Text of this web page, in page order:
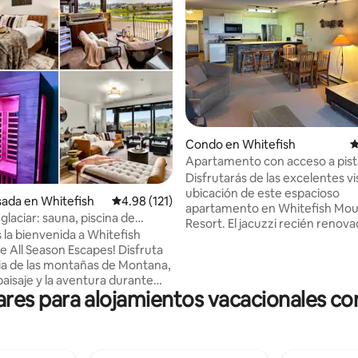
de 5, 100 reseñas
en Whitefish Calificación promedio: 4.98 de 5, 121 reseñas
4.98 (121)
sauna, piscina de
capacidad para 10
la bienvenida a Whitefish
Season Escapes! Disfruta
de las montañas de Montana,
y la aventura durante
✔ Spa alpino con
de inmersión en agua fría
Condo en Whitefish
Apartamento con acceso a
esquí
Disfrutarás de las excelentes
ubicación de este espacioso
apartamento en Whitefish
Resort. El jacuzzi recién
aventuras. ¡Te esperan
divertidos, ya sea esquiando en
para alojamientos vacacionales